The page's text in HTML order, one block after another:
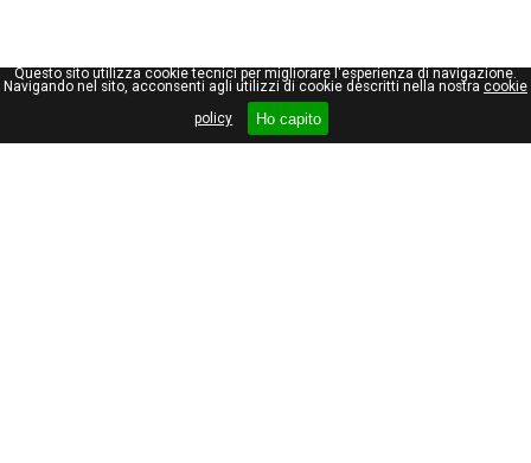
Questo sito utilizza cookie tecnici per migliorare l'esperienza di navigazione.
Navigando nel sito, acconsenti agli utilizzi di cookie descritti nella nostra cookie
policy
Ho capito